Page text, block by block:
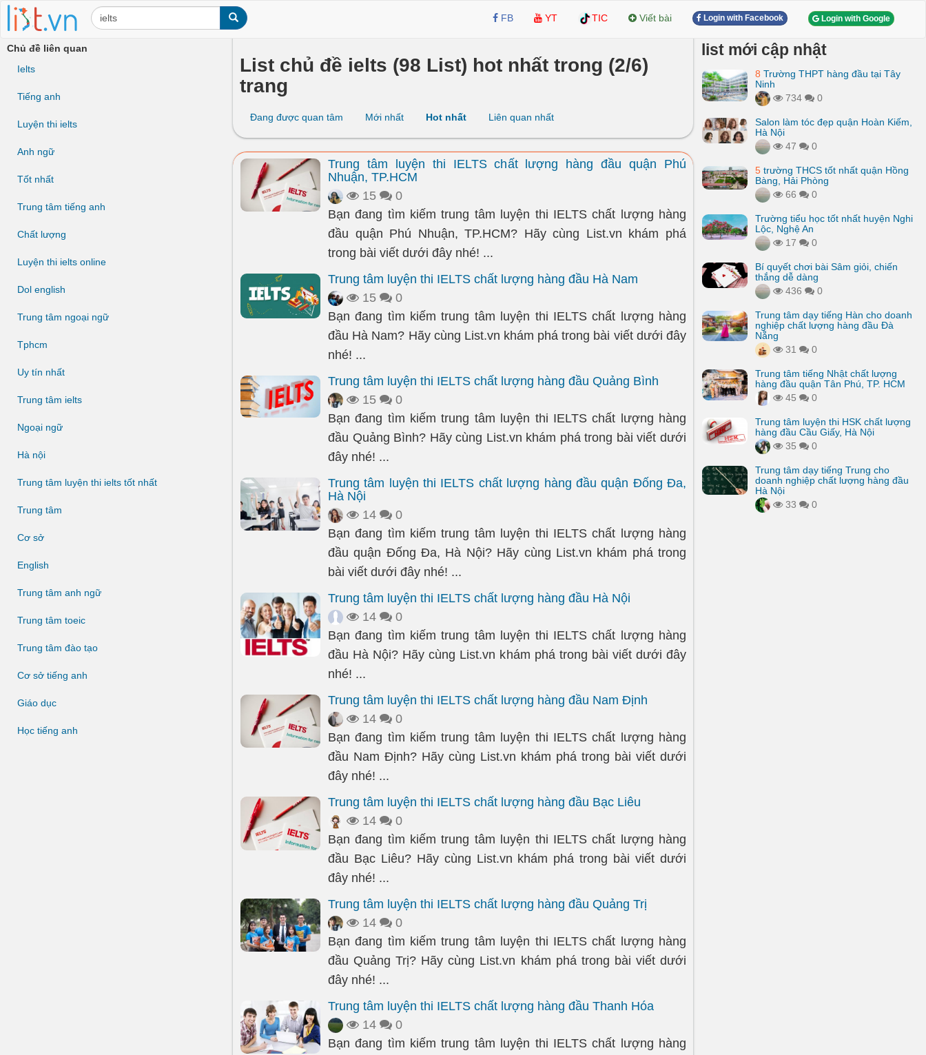
FB YT TIC Viết bài Login with Facebook Login with Google
Chủ đề liên quan
Ielts
Tiếng anh
Luyện thi ielts
Anh ngữ
Tốt nhất
Trung tâm tiếng anh
Chất lượng
Luyện thi ielts online
Dol english
Trung tâm ngoại ngữ
Tphcm
Uy tín nhất
Trung tâm ielts
Ngoại ngữ
Hà nội
Trung tâm luyện thi ielts tốt nhất
Trung tâm
Cơ sở
English
Trung tâm anh ngữ
Trung tâm toeic
Trung tâm đào tạo
Cơ sở tiếng anh
Giáo dục
Học tiếng anh
List chủ đề ielts (98 List) hot nhất trong (2/6)
trang
Đang được quan tâm Mới nhất Hot nhất Liên quan nhất
Trung tâm luyện thi IELTS chất lượng hàng đầu quận Phú
Nhuận, TP.HCM
15
0
Bạn đang tìm kiếm trung tâm luyện thi IELTS chất lượng hàng
đầu quận Phú Nhuận, TP.HCM? Hãy cùng List.vn khám phá
trong bài viết dưới đây nhé! ...
Trung tâm luyện thi IELTS chất lượng hàng đầu Hà Nam
15
0
Bạn đang tìm kiếm trung tâm luyện thi IELTS chất lượng hàng
đầu Hà Nam? Hãy cùng List.vn khám phá trong bài viết dưới đây
nhé! ...
Trung tâm luyện thi IELTS chất lượng hàng đầu Quảng Bình
15
0
Bạn đang tìm kiếm trung tâm luyện thi IELTS chất lượng hàng
đầu Quảng Bình? Hãy cùng List.vn khám phá trong bài viết dưới
đây nhé! ...
Trung tâm luyện thi IELTS chất lượng hàng đầu quận Đống Đa,
Hà Nội
14
0
Bạn đang tìm kiếm trung tâm luyện thi IELTS chất lượng hàng
đầu quận Đống Đa, Hà Nội? Hãy cùng List.vn khám phá trong
bài viết dưới đây nhé! ...
Trung tâm luyện thi IELTS chất lượng hàng đầu Hà Nội
14
0
Bạn đang tìm kiếm trung tâm luyện thi IELTS chất lượng hàng
đầu Hà Nội? Hãy cùng List.vn khám phá trong bài viết dưới đây
nhé! ...
Trung tâm luyện thi IELTS chất lượng hàng đầu Nam Định
14
0
Bạn đang tìm kiếm trung tâm luyện thi IELTS chất lượng hàng
đầu Nam Định? Hãy cùng List.vn khám phá trong bài viết dưới
đây nhé! ...
Trung tâm luyện thi IELTS chất lượng hàng đầu Bạc Liêu
14
0
Bạn đang tìm kiếm trung tâm luyện thi IELTS chất lượng hàng
đầu Bạc Liêu? Hãy cùng List.vn khám phá trong bài viết dưới
đây nhé! ...
Trung tâm luyện thi IELTS chất lượng hàng đầu Quảng Trị
14
0
Bạn đang tìm kiếm trung tâm luyện thi IELTS chất lượng hàng
đầu Quảng Trị? Hãy cùng List.vn khám phá trong bài viết dưới
đây nhé! ...
Trung tâm luyện thi IELTS chất lượng hàng đầu Thanh Hóa
14
0
Bạn đang tìm kiếm trung tâm luyện thi IELTS chất lượng hàng
list mới cập nhật
8 Trường THPT hàng đầu tại Tây
Ninh
734
0
Salon làm tóc đẹp quận Hoàn Kiếm,
Hà Nội
47
0
5 trường THCS tốt nhất quận Hồng
Bàng, Hải Phòng
66
0
Trường tiểu học tốt nhất huyện Nghi
Lộc, Nghệ An
17
0
Bí quyết chơi bài Sâm giỏi, chiến
thắng dễ dàng
436
0
Trung tâm dạy tiếng Hàn cho doanh
nghiệp chất lượng hàng đầu Đà
Nẵng
31
0
Trung tâm tiếng Nhật chất lượng
hàng đầu quận Tân Phú, TP. HCM
45
0
Trung tâm luyện thi HSK chất lượng
hàng đầu Cầu Giấy, Hà Nội
35
0
Trung tâm dạy tiếng Trung cho
doanh nghiệp chất lượng hàng đầu
Hà Nội
33
0